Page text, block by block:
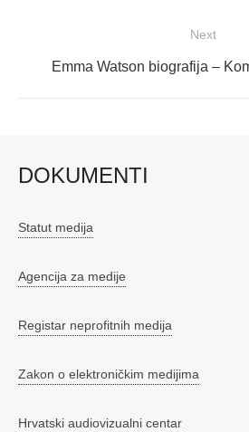
Next
Next
Emma Watson biografija –
DOKUMENTI
Statut medija
Agencija za medije
Registar neprofitnih medija
Zakon o elektroničkim medijima
Hrvatski audiovizualni centar